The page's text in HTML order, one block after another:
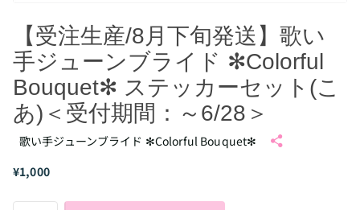
【受注生産/8月下旬発送】歌い
手ジューンブライド ✻Colorful
Bouquet✻ ステッカーセット(こ
あ)＜受付期間：～6/28＞
歌い手ジューンブライド ✻Colorful Bouquet✻
¥1,000